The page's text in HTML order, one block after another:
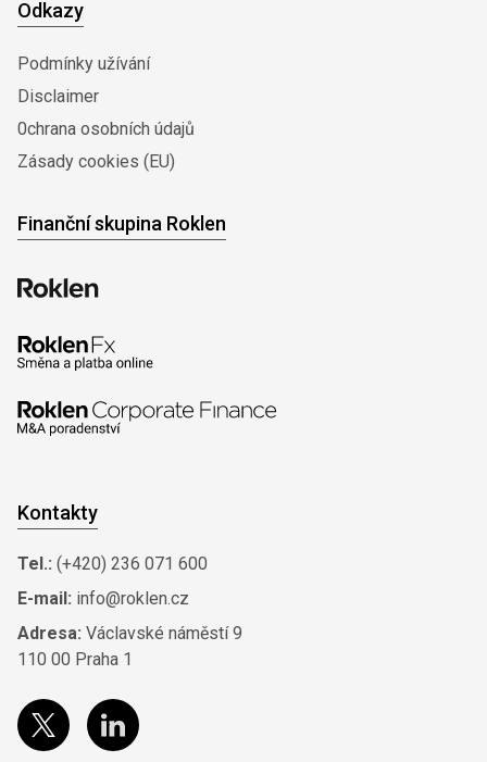
Odkazy
Podmínky užívání
Disclaimer
0chrana osobních údajů
Zásady cookies (EU)
Finanční skupina Roklen
Kontakty
Tel.: (+420) 236 071 600
E-mail: info@roklen.cz
Adresa: Václavské náměstí 9
110 00 Praha 1